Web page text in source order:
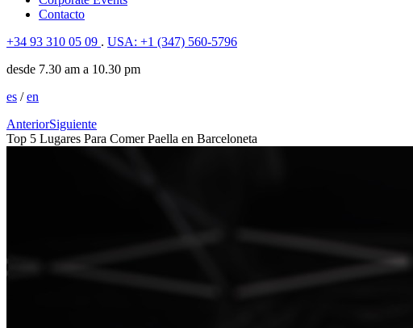
Contacto
+34 93 310 05 09 . USA: +1 (347) 560-5796
desde 7.30 am a 10.30 pm
es /en
AnteriorSiguiente
Top 5 Lugares Para Comer Paella en Barceloneta